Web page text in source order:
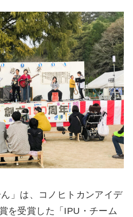
ん」は、コノヒトカンアイデ
を受賞した「IPU・チーム